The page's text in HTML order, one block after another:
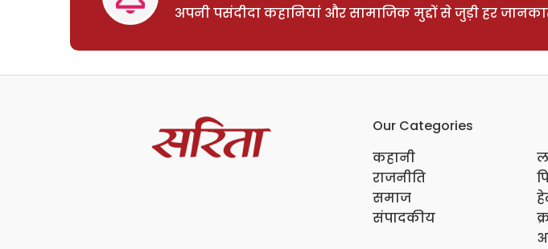
अपनी पसंदीदा कहानियां और सामाजिक मुद्दों से जुड़ी हर
Our Categories
कहानी
राजनीति
समाज
संपादकीय